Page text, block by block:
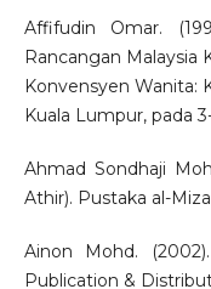
Affifudin Omar.
Rancangan Malaysia
Konvensyen Wanita:
Kuala Lumpur, pada
Ahmad Sondhaji
Athir). Pustaka al-
Ainon Mohd.
Publication &